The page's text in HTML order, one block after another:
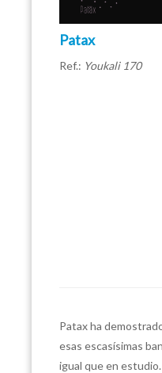
Patax
Ref.: Youkali 170
Patax ha
esas escasísimas
igual que en